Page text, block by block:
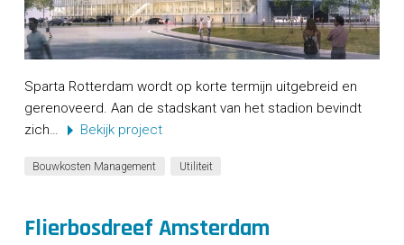
Sparta Rotterdam wordt op korte termijn uitgebreid en
gerenoveerd. Aan de stadskant van het stadion bevindt
zich…
Bekijk project
Bouwkosten Management Utiliteit
Flierbosdreef Amsterdam